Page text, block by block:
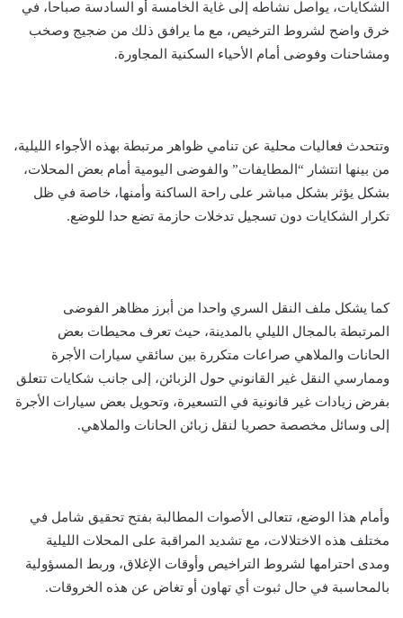
الشكايات، يواصل نشاطه إلى غاية الخامسة أو السادسة صباحا، في
خرق واضح لشروط الترخيص، مع ما يرافق ذلك من ضجيج وصخب
ومشاحنات وفوضى أمام الأحياء السكنية المجاورة.
وتتحدث فعاليات محلية عن تنامي ظواهر مرتبطة بهذه الأجواء الليلية،
من بينها انتشار “المطايفات” والفوضى اليومية أمام بعض المحلات،
بشكل يؤثر بشكل مباشر على راحة الساكنة وأمنها، خاصة في ظل
تكرار الشكايات دون تسجيل تدخلات حازمة تضع حدا للوضع.
كما يشكل ملف النقل السري واحدا من أبرز مظاهر الفوضى
المرتبطة بالمجال الليلي بالمدينة، حيث تعرف محيطات بعض
الحانات والملاهي صراعات متكررة بين سائقي سيارات الأجرة
وممارسي النقل غير القانوني حول الزبائن، إلى جانب شكايات تتعلق
بفرض زيادات غير قانونية في التسعيرة، وتحويل بعض سيارات الأجرة
إلى وسائل مخصصة حصريا لنقل زبائن الحانات والملاهي.
وأمام هذا الوضع، تتعالى الأصوات المطالبة بفتح تحقيق شامل في
مختلف هذه الاختلالات، مع تشديد المراقبة على المحلات الليلية
ومدى احترامها لشروط التراخيص وأوقات الإغلاق، وربط المسؤولية
بالمحاسبة في حال ثبوت أي تهاون أو تغاض عن هذه الخروقات.